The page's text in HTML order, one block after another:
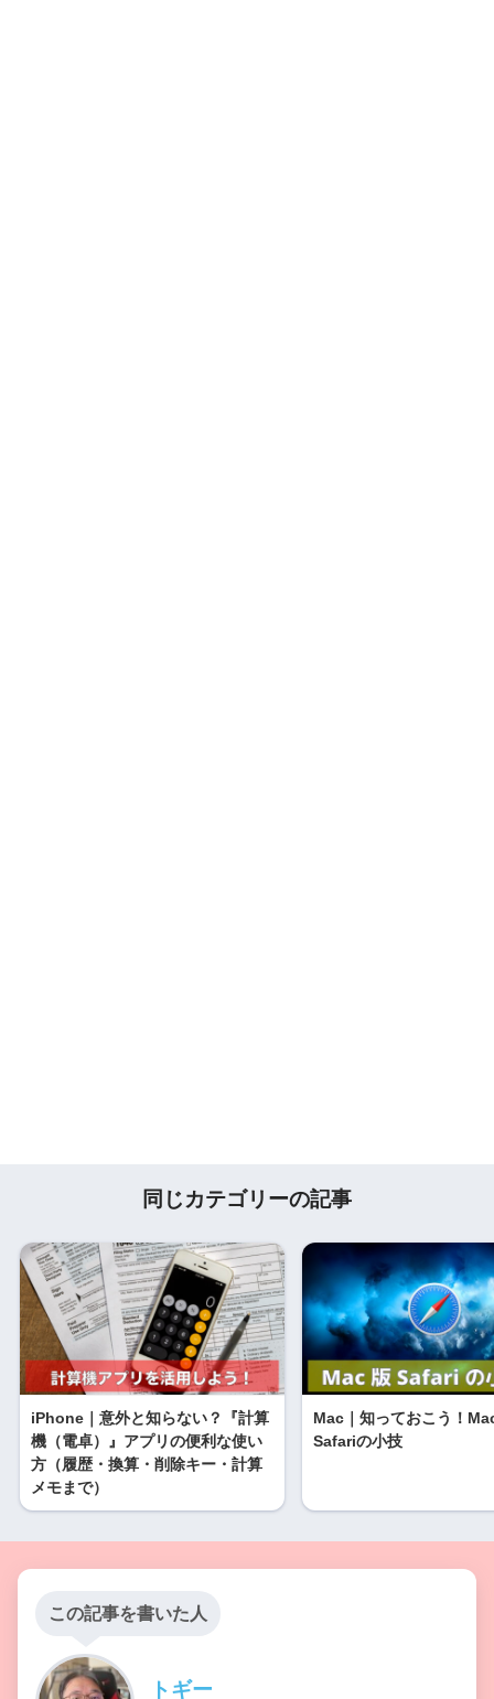
同じカテゴリーの記事
iPhone｜意外と知らない？『計算
機（電卓）』アプリの便利な使い
方（履歴・換算・削除キー・計算
メモまで）
Mac｜知っておこう！
Safariの小技
この記事を書いた人
トギー